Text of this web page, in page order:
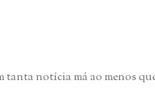
notícia má ao menos